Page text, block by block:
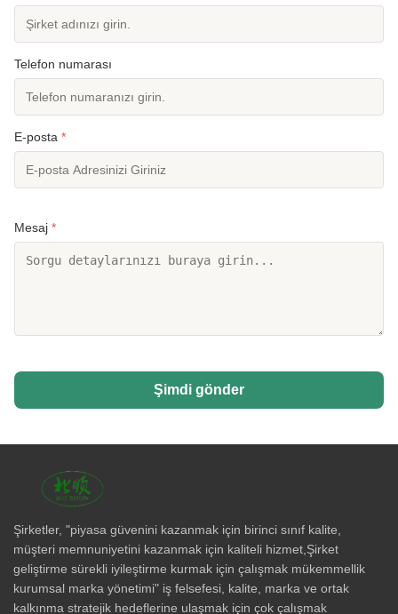
Telefon numarası
E-posta *
Mesaj *
Şimdi gönder
Şirketler, "piyasa güvenini kazanmak için birinci sınıf kalite,
müşteri memnuniyetini kazanmak için kaliteli hizmet,Şirket
geliştirme sürekli iyileştirme kurmak için çalışmak mükemmellik
kurumsal marka yönetimi" iş felsefesi, kalite, marka ve ortak
kalkınma stratejik hedeflerine ulaşmak için çok çalışmak